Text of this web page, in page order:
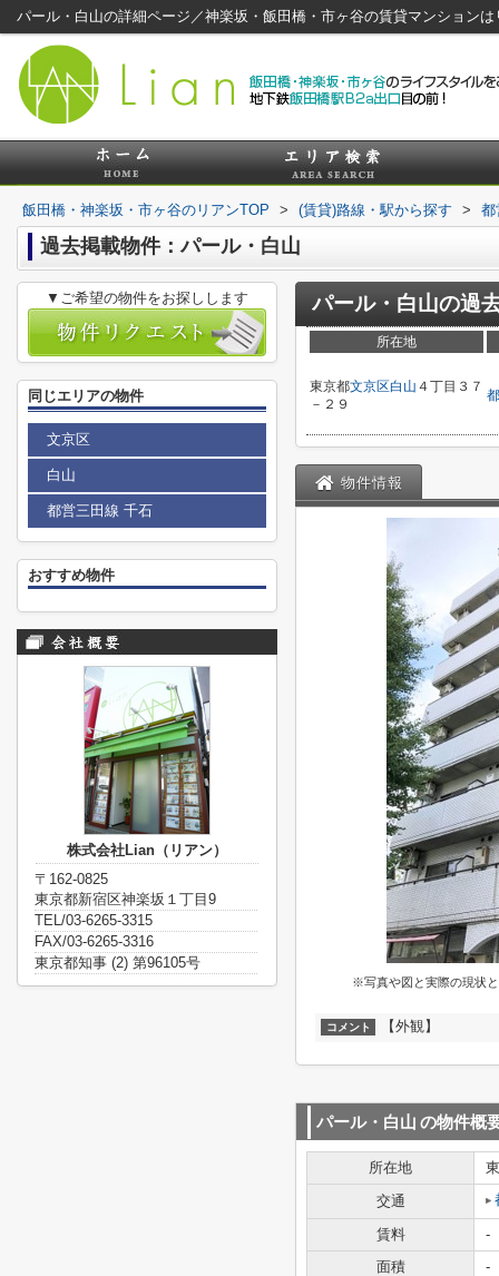
パール・白山の詳細ページ／神楽坂・飯田橋・市ヶ谷の賃貸マンションは
飯田橋・神楽坂・市ヶ谷のリアンTOP > (賃貸)路線・駅から探す > 都
過去掲載物件：パール・白山
パール・白山の過
所在地
東京都文京区白山 ４丁目３７
－２９
物件情報
※写真や図と実際の現状
コメント 【外観】
パール・白山 の物件概
所在地
交通
賃料
-
面積
-
▼ご希望の物件をお探しします
同じエリアの物件
文京区
白山
都営三田線 千石
おすすめ物件
株式会社Lian（リアン）
〒162-0825
東京都新宿区神楽坂１丁目9
TEL/03-6265-3315
FAX/03-6265-3316
東京都知事 (2) 第96105号